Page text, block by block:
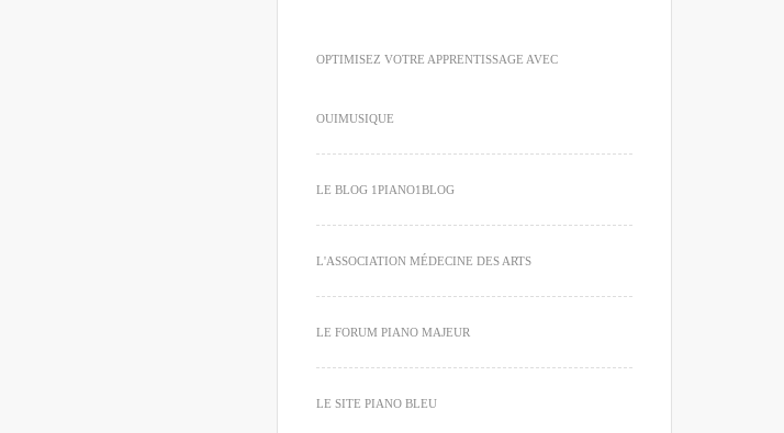
OPTIMISEZ VOTRE APPRENTISSAGE AVEC
OUIMUSIQUE
LE BLOG 1PIANO1BLOG
L'ASSOCIATION MÉDECINE DES ARTS
LE FORUM PIANO MAJEUR
LE SITE PIANO BLEU